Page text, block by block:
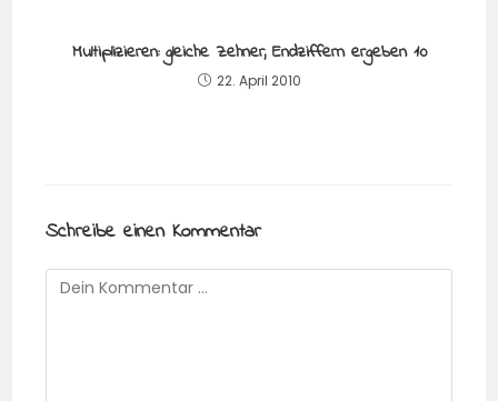
Multiplizieren: gleiche Zehner, Endziffern ergeben 10
22. April 2010
Schreibe einen Kommentar